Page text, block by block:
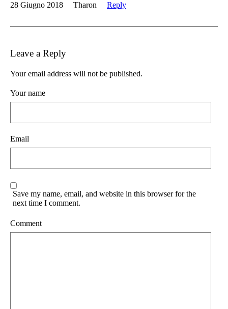
28 Giugno 2018
Tharon Reply
Leave a Reply
Your email address will not be published.
Your name
Email
Save my name, email, and website in this browser for the
next time I comment.
Comment